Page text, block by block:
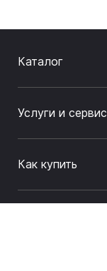
Каталог
Услуги и сервис
Как купить